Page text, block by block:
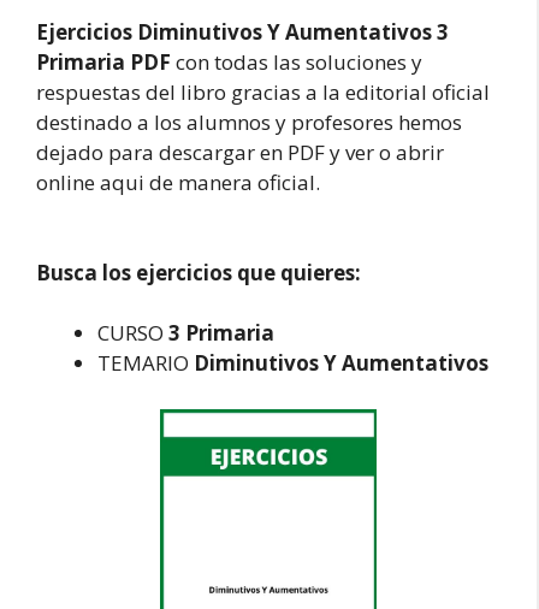
Ejercicios Diminutivos Y Aumentativos 3
Primaria PDF con todas las soluciones y
respuestas del libro gracias a la editorial oficial
destinado a los alumnos y profesores hemos
dejado para descargar en PDF y ver o abrir
online aqui de manera oficial.
Busca los ejercicios que quieres:
CURSO 3 Primaria
TEMARIO Diminutivos Y Aumentativos